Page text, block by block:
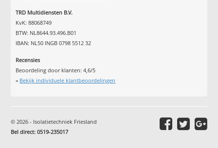
TRD Multidiensten B.V.
KvK: 88068749
BTW: NL8644.93.496.B01
IBAN: NL50 INGB 0798 5512 32
Recensies
Beoordeling door klanten:4,6/5
» Bekijk individuele klantbeoordelingen
© 2026 - Isolatietechniek Friesland
Bel direct: 0519-235017